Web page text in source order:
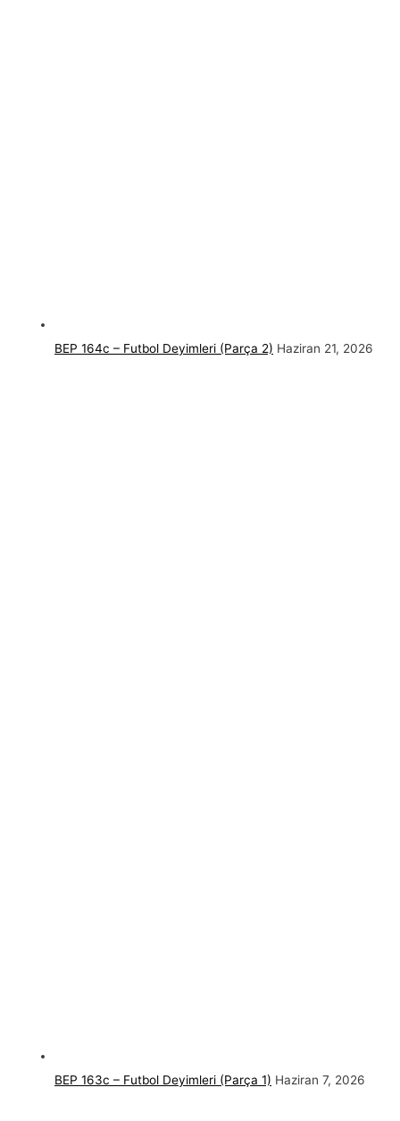
BEP 164c – Futbol Deyimleri (Parça 2) Haziran 21, 2026
BEP 163c – Futbol Deyimleri (Parça 1) Haziran 7, 2026